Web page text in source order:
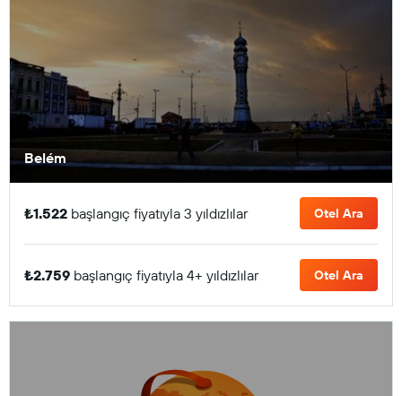
Belém
₺1.522 başlangıç fiyatıyla 3 yıldızlılar Otel Ara
₺2.759 başlangıç fiyatıyla 4+ yıldızlılar Otel Ara